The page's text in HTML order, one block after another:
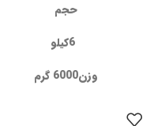
حجم
6کیلو
وزن6000 گرم